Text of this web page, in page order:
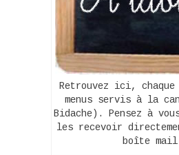
Retrouvez ici,
menus servis à la
Bidache). Pensez à
les recevoir
boîte